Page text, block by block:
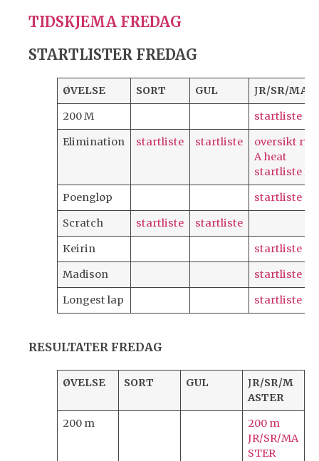
TIDSKJEMA FREDAG
STARTLISTER FREDAG
ØVELSE SORT GUL JR/SR/
200 M
startliste
Elimination
startliste startliste
oversikt
A heat
startliste B
Poengløp
startliste
Scratch
startliste
startliste
Keirin
startliste
Madison
startliste
Longest lap
startliste
RESULTATER FREDAG
ØVELSE SORT GUL JR/SR/M
ASTER
200 m
200 m
JR/SR/MA
STER